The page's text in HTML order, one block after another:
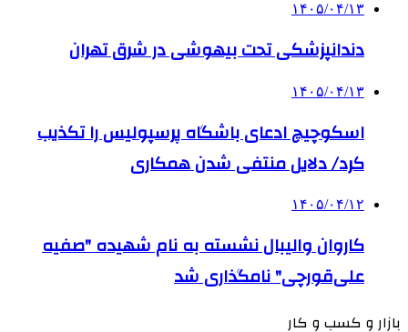
۱۴۰۵/۰۴/۱۳
دندانپزشکی تحت بیهوشی در شرق تهران
۱۴۰۵/۰۴/۱۳
اسکوچیچ ادعای باشگاه پرسپولیس را تکذیب
کرد/ دلایل منتفی شدن همکاری
۱۴۰۵/۰۴/۱۲
کاروان والیبال نشسته به نام شهیده "صفیه
علی‌قورچی" نامگذاری شد
بازار و کسب و کار